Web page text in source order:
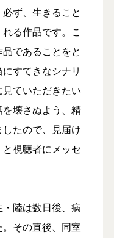
ず、生きること
る作品です。こ
であることをと
すてきなシナリ
ていただきたい
壊さぬよう、精
たので、見届け
視聴者にメッセ
陸は数日後、病
その直後、同室